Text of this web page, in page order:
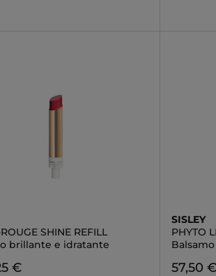
SHINE REFILL
brillante e idratante
€
SISLEY
PHYTO
57,50 €